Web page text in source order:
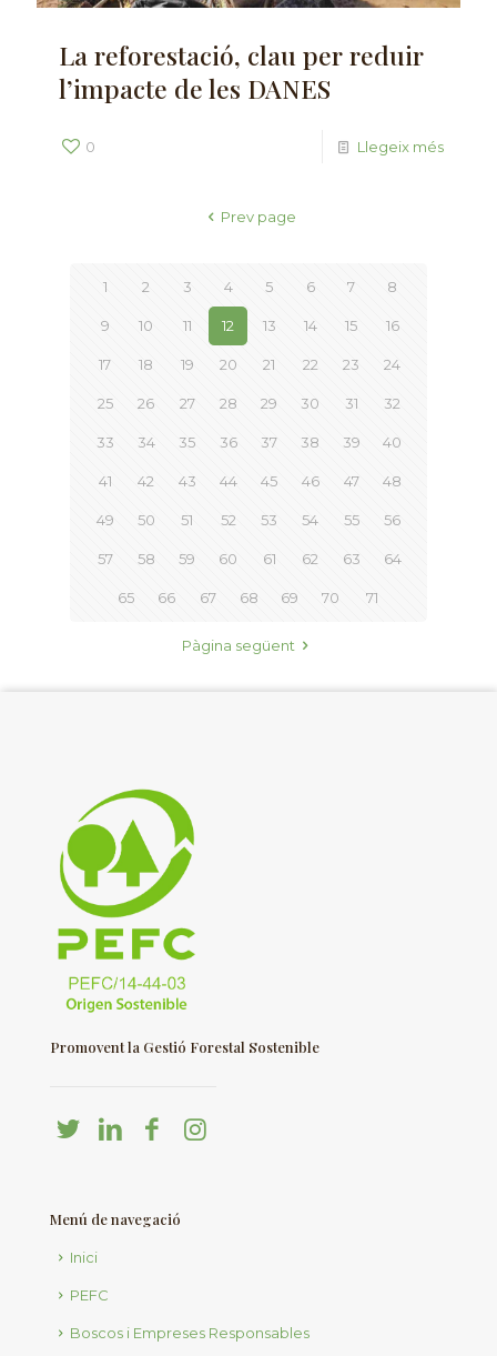
La reforestació, clau per reduir
l’impacte de les DANES
0 Llegeix més
Prev page
1 2 3 4 5 6 7 8
9 10 11 12 13 14 15 16
17 18 19 20 21 22 23 24
25 26 27 28 29 30 31 32
33 34 35 36 37 38 39 40
41 42 43 44 45 46 47 48
49 50 51 52 53 54 55 56
57 58 59 60 61 62 63 64
65 66 67 68 69 70 71
Pàgina següent
Promovent la Gestió Forestal Sostenible
Menú de navegació
Inici
PEFC
Boscos i Empreses Responsables